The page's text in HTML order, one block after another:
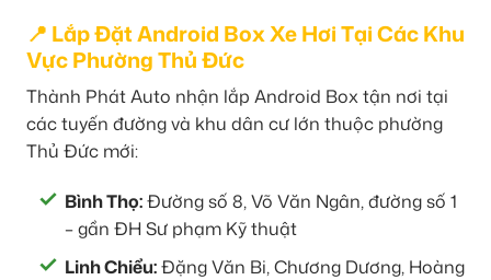
📍 Lắp Đặt Android Box Xe Hơi Tại Các Khu
Vực Phường Thủ Đức
Thành Phát Auto nhận lắp Android Box tận nơi tại
các tuyến đường và khu dân cư lớn thuộc phường
Thủ Đức mới:
Bình Thọ:Đường số 8, Võ Văn Ngân, đường số 1
– gần ĐH Sư phạm Kỹ thuật
Linh Chiểu:Đặng Văn Bi, Chương Dương, Hoàng